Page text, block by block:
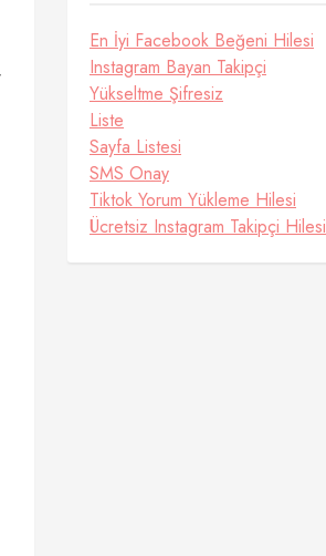
En İyi Facebook Beğeni Hilesi
Instagram Bayan Takipçi
Yükseltme Şifresiz
Liste
Sayfa Listesi
SMS Onay
Tiktok Yorum Yükleme Hilesi
Ücretsiz Instagram Takipçi Hilesi